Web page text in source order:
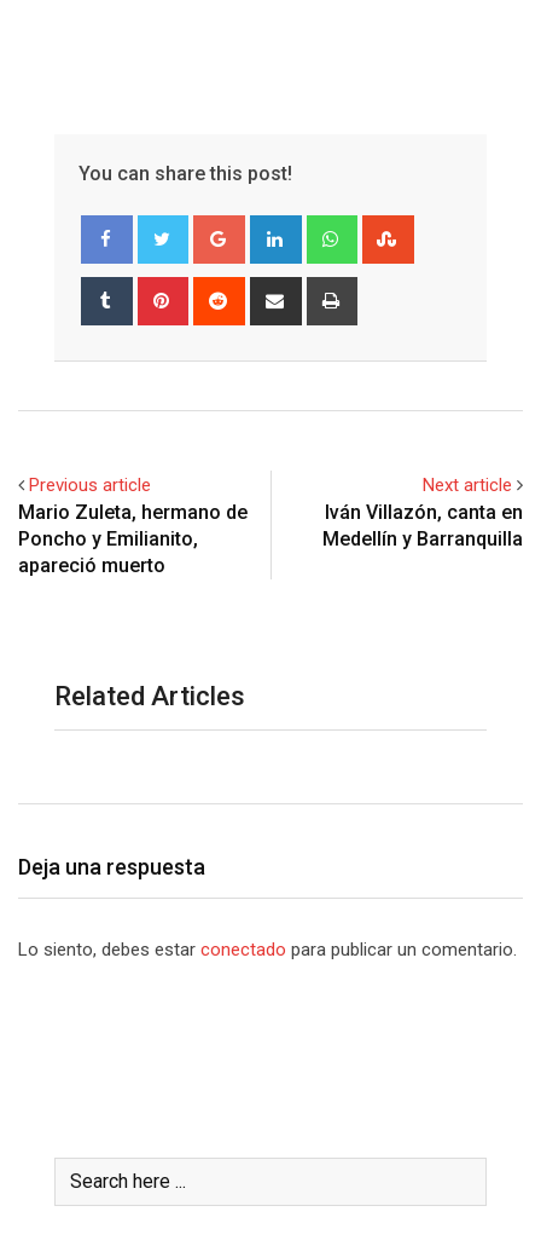
You can share this post!
Google+ LinkedIn Whatsapp
Tumblr Pinterest Reddit
Share
Previous article
Mario Zuleta, hermano de
Poncho y Emilianito,
apareció muerto
Next article
Iván Villazón, canta en
Medellín y Barranquilla
Related Articles
Deja una respuesta
Lo siento, debes estar conectado para publicar un comentario.